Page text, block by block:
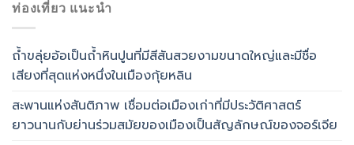
ท่องเที่ยว แนะนำ
ถ้ำขลุ่ยอ้อเป็นถ้ำหินปูนที่มีสีสันสวยงามขนาดใหญ่และมีชื่อ
เสียงที่สุดแห่งหนึ่งในเมืองกุ้ยหลิน
สะพานแห่งสันติภาพ เชื่อมต่อเมืองเก่าที่มีประวัติศาสตร์
ยาวนานกับย่านร่วมสมัยของเมืองเป็นสัญลักษณ์ของจอร์เจีย